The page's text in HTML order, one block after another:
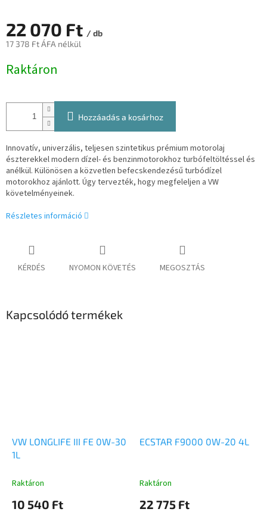
22 070 Ft / db
17 378 Ft ÁFA nélkül
Raktáron
Hozzáadás a kosárhoz
Innovatív, univerzális, teljesen szintetikus prémium motorolaj
észterekkel modern dízel- és benzinmotorokhoz turbófeltöltéssel és
anélkül. Különösen a közvetlen befecskendezésű turbódízel
motorokhoz ajánlott. Úgy tervezték, hogy megfeleljen a VW
követelményeinek.
Részletes információ
KÉRDÉS NYOMON KÖVETÉS MEGOSZTÁS
Kapcsolódó termékek
VW LONGLIFE III FE 0W-30
1L
Raktáron
10 540 Ft
ECSTAR F9000 0W-20 4L
Raktáron
22 775 Ft